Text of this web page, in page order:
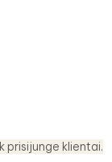
prisijunge klientai.